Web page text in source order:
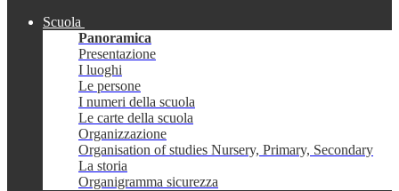
Scuola
Panoramica
Presentazione
I luoghi
Le persone
I numeri della scuola
Le carte della scuola
Organizzazione
Organisation of studies Nursery, Primary, Secondary
La storia
Organigramma sicurezza